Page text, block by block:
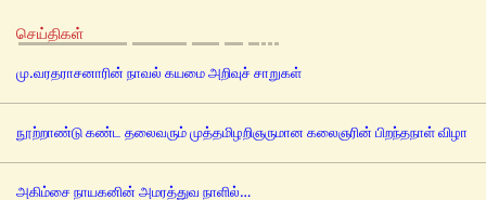
செய்திகள்
மு.வரதராசனாரின் நாவல் கயமை அறிவுச் சாறுகள்
நூற்றாண்டு கண்ட தலைவரும் முத்தமிழறிஞருமான கலைஞரின் பிறந்தநாள் விழா
அகிம்சை நாயகனின் அமரத்துவ நாளில்…